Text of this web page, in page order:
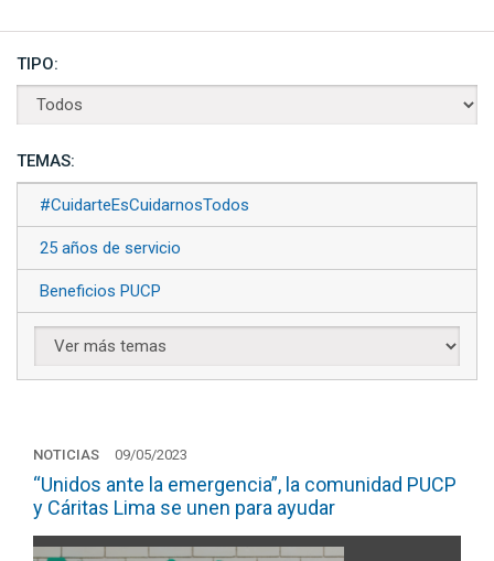
TIPO:
TEMAS:
#CuidarteEsCuidarnosTodos
25 años de servicio
Beneficios PUCP
NOTICIAS 09/05/2023
“Unidos ante la emergencia”, la comunidad PUCP
y Cáritas Lima se unen para ayudar